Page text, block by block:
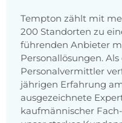
Tempton zählt mit
200 Standorten zu
führenden Anbieter
Personallösungen.
Personalvermittler
jährigen Erfahrung
ausgezeichnete
kaufmännischer